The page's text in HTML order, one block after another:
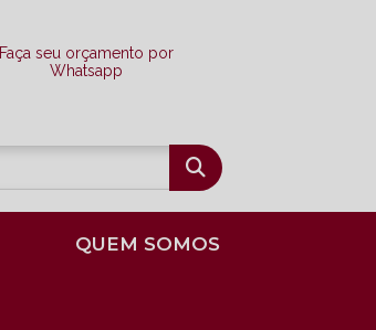
Faça seu orçamento por
Whatsapp
QUEM SOMOS